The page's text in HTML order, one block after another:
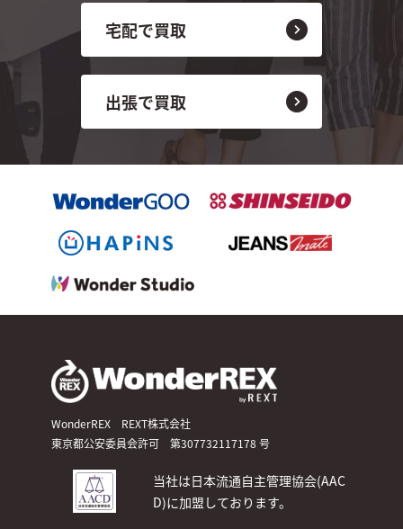
宅配で買取
出張で買取
WonderREX REXT株式会社
東京都公安委員会許可 第307732117178 号
当社は日本流通自主管理協会(AAC
D)に加盟しております。